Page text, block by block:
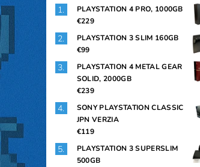
PLAYSTATION 4 PRO, 1000GB
€229
PLAYSTATION 3 SLIM 160GB
€99
PLAYSTATION 4 METAL GEAR
SOLID, 2000GB
€239
SONY PLAYSTATION CLASSIC
JPN VERZIA
€119
PLAYSTATION 3 SUPERSLIM
500GB